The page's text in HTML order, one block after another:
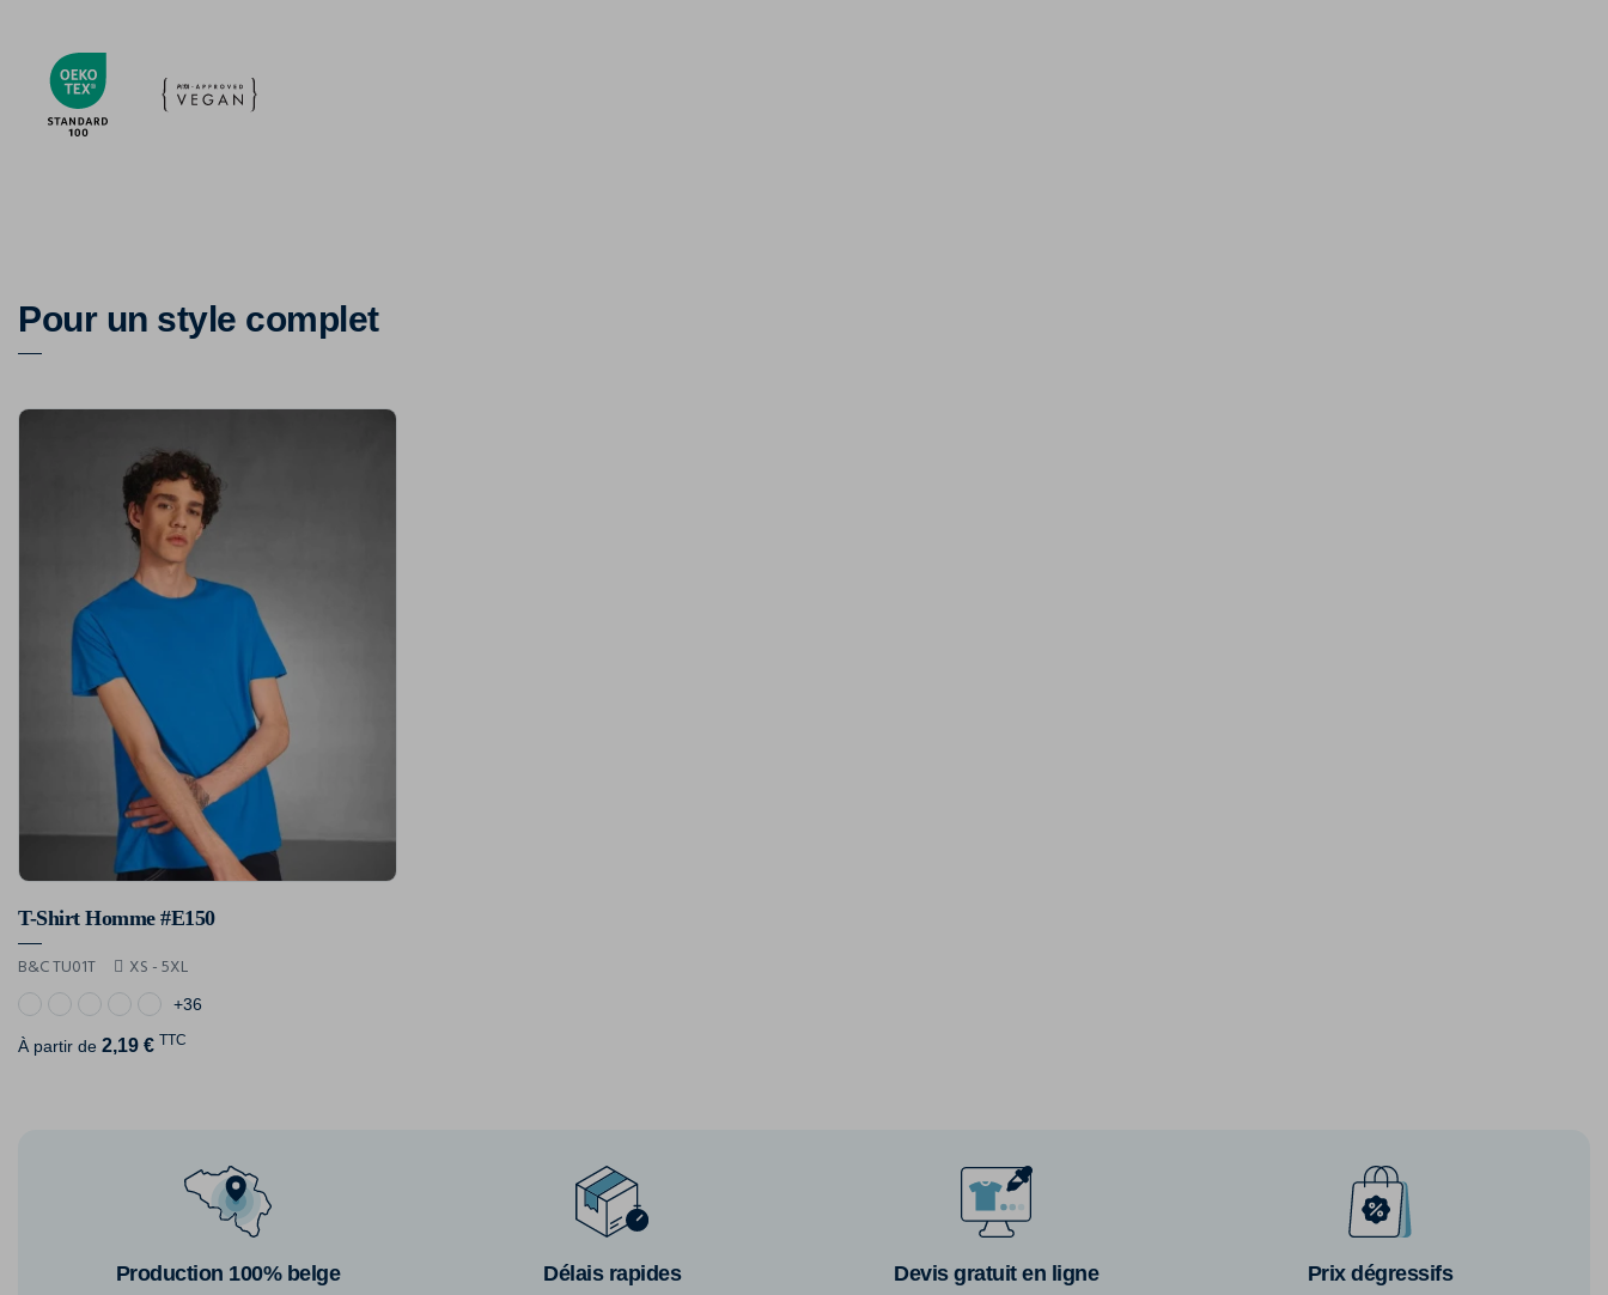
Pour un style complet
T-Shirt Homme #E150
B&C TU01T XS - 5XL
+36
À partir de 2,19 € TTC
Production 100% belge Délais rapides Devis gratuit en ligne Prix dégressifs